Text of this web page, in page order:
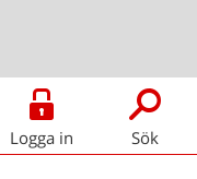
Logga in Sök